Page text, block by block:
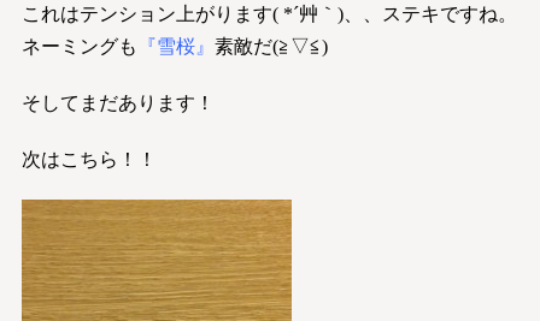
これはテンション上がります( *´艸｀)、、ステキですね。
ネーミングも
『雪桜』 素敵だ(≧▽≦)
そしてまだあります！
次はこちら！！